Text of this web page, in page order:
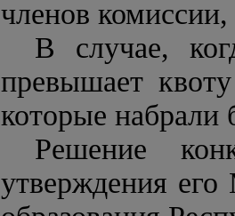
членов
В случае,
превышает
которые набрали
Решение
утверждения его